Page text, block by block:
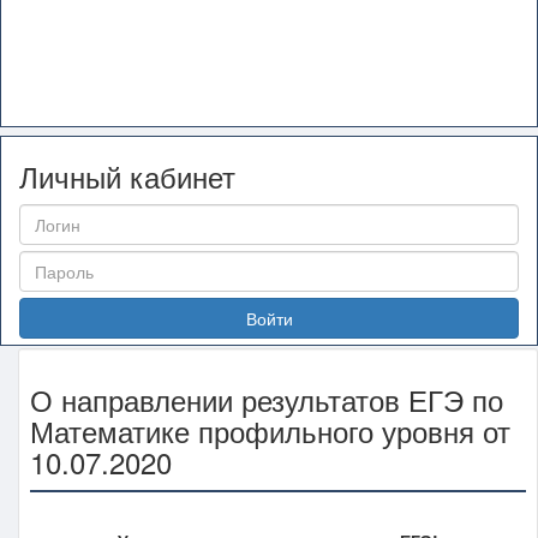
Личный кабинет
Войти
О направлении результатов ЕГЭ по
Математике профильного уровня от
10.07.2020